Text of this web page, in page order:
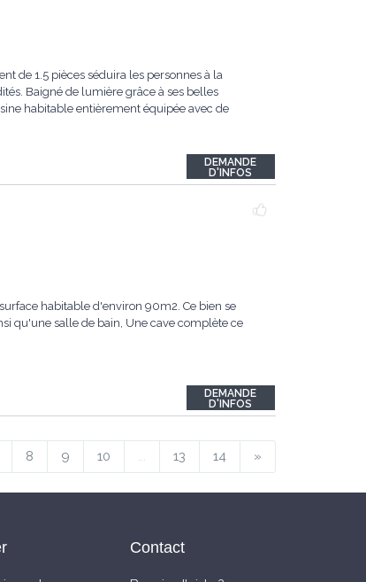
de 1.5 pièces séduira les personnes à la
Baigné de lumière grâce à ses belles
habitable entièrement équipée avec de
DEMANDE
D'INFOS
habitable d'environ 90m2. Ce bien se
qu'une salle de bain, Une cave complète ce
DEMANDE
D'INFOS
8 9 10 ... 13 14 »
Contact